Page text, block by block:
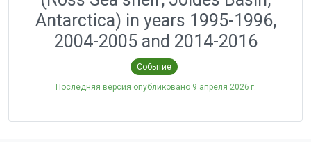
Antarctica) in years 1995-1996,
2004-2005 and 2014-2016
Событие
Последняя версия опубликовано 9 апреля 2026 г.